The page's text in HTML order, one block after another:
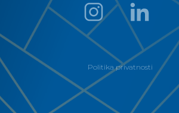
Politika privatnosti